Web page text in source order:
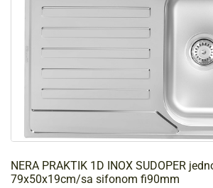
NERA PRAKTIK 1D INOX SUDOPER
79x50x19cm/sa sifonom fi90mm